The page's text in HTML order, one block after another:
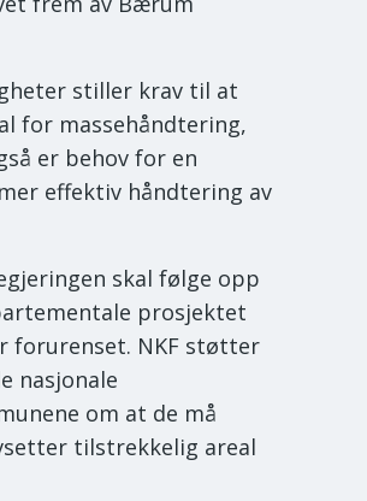
stiller krav til at
for massehåndtering,
er behov for en
effektiv håndtering av
skal følge opp
prosjektet
forurenset. NKF støtter
nasjonale
om at de må
tilstrekkelig areal